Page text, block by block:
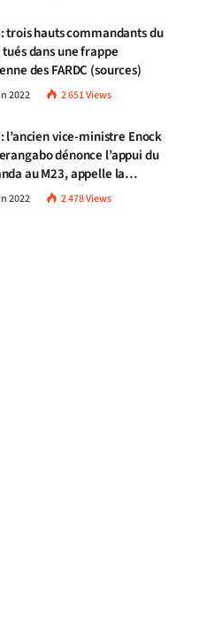
trois hauts commandants du
tués dans une frappe
des FARDC (sources)
2022 2 651Views
l’ancien vice-ministre Enock
dénonce l’appui du
au M23, appelle la
internationale à
Kigali
2022 2 478Views